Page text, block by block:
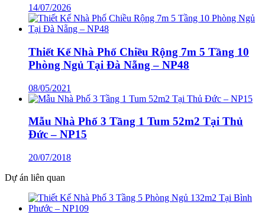
14/07/2026
Thiết Kế Nhà Phố Chiều Rộng 7m 5 Tầng 10
Phòng Ngủ Tại Đà Nẵng – NP48
08/05/2021
Mẫu Nhà Phố 3 Tầng 1 Tum 52m2 Tại Thủ
Đức – NP15
20/07/2018
Dự án liên quan